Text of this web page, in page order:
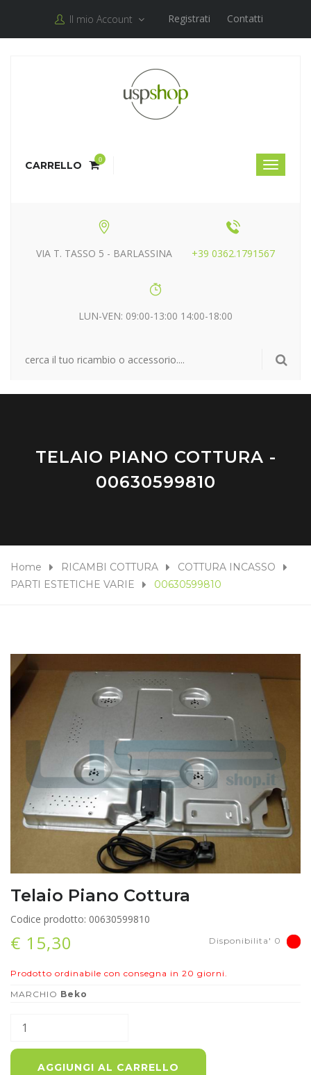
Il mio Account Registrati Contatti
CARRELLO 0
VIA T. TASSO 5 - BARLASSINA +39 0362.1791567
LUN-VEN: 09:00-13:00 14:00-18:00
TELAIO PIANO COTTURA -
00630599810
Home RICAMBI COTTURA
COTTURA INCASSO
PARTI ESTETICHE VARIE
00630599810
Telaio Piano Cottura
Codice prodotto: 00630599810
€ 15,30 Disponibilita' 0
Prodotto ordinabile con consegna in 20 giorni.
MARCHIO Beko
AGGIUNGI AL CARRELLO